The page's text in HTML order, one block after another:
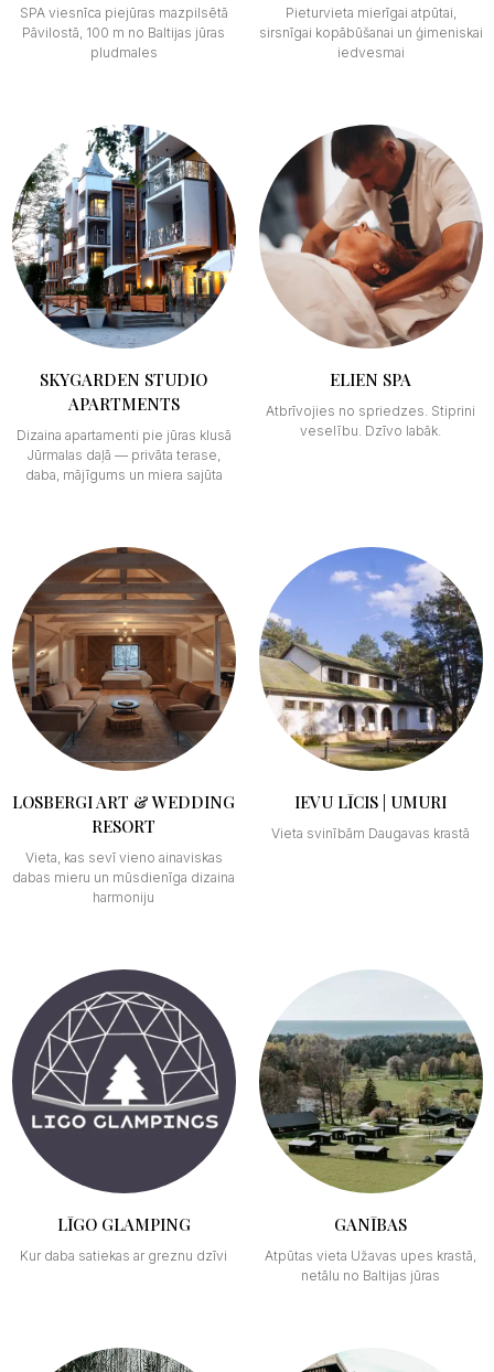
SPA viesnīca piejūras mazpilsētā
Pāvilostā, 100 m no Baltijas jūras
pludmales
Pieturvieta mierīgai atpūtai,
sirsnīgai kopābūšanai un ģimeniskai
iedvesmai
SKYGARDEN STUDIO
APARTMENTS
Dizaina apartamenti pie jūras klusā
Jūrmalas daļā — privāta terase,
daba, mājīgums un miera sajūta
ELIEN SPA
Atbrīvojies no spriedzes. Stiprini
veselību. Dzīvo labāk.
LOSBERGI ART & WEDDING
RESORT
Vieta, kas sevī vieno ainaviskas
dabas mieru un mūsdienīga dizaina
harmoniju
IEVU LĪCIS | UMURI
Vieta svinībām Daugavas krastā
LĪGO GLAMPING
Kur daba satiekas ar greznu dzīvi
GANĪBAS
Atpūtas vieta Užavas upes krastā,
netālu no Baltijas jūras